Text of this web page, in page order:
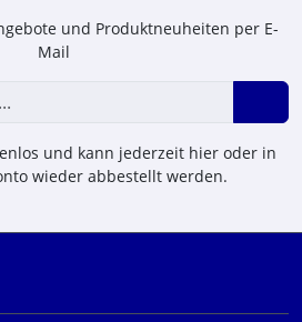
und Produktneuheiten per E-
Mail
und kann jederzeit hier oder in
wieder abbestellt werden.